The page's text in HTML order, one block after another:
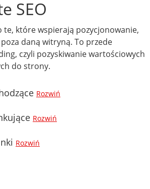
SEO
te, które wspierają pozycjonowanie,
daną witryną. To przede
czyli pozyskiwanie wartościowych
do strony.
Rozwiń
Rozwiń
Rozwiń